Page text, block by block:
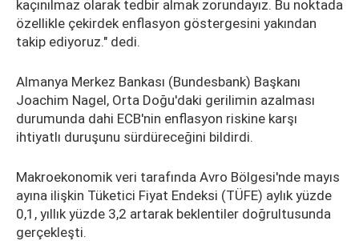
kaçınılmaz olarak tedbir almak zorundayız. Bu noktada
özellikle çekirdek enflasyon göstergesini yakından
takip ediyoruz." dedi.
Almanya Merkez Bankası (Bundesbank) Başkanı
Joachim Nagel, Orta Doğu'daki gerilimin azalması
durumunda dahi ECB'nin enflasyon riskine karşı
ihtiyatlı duruşunu sürdüreceğini bildirdi.
Makroekonomik veri tarafında Avro Bölgesi'nde mayıs
ayına ilişkin Tüketici Fiyat Endeksi (TÜFE) aylık yüzde
0,1, yıllık yüzde 3,2 artarak beklentiler doğrultusunda
gerçekleşti.